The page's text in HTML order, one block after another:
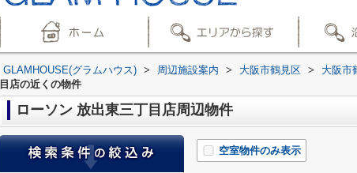
GLAMHOUSE(グラムハウス) > 周辺施設案内 > 大阪市鶴見区 > 大阪市
目店の近くの物件
ローソン 放出東三丁目店周辺物件
空室物件のみ表示